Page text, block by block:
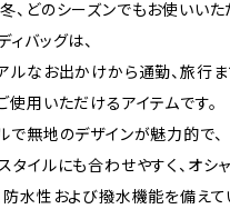
、どのシーズンでもお使いいた
ィバッグは、
ルなお出かけから通勤、旅行
使用いただけるアイテムです。
で無地のデザインが魅力的で、
タイルにも合わせやすく、オシ
防水性および撥水機能を備えて